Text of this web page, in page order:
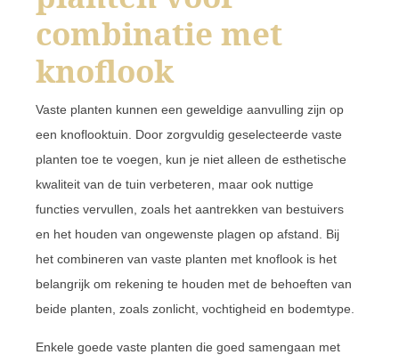
combinatie met
knoflook
Vaste planten kunnen een geweldige aanvulling zijn op
een knoflooktuin. Door zorgvuldig geselecteerde vaste
planten toe te voegen, kun je niet alleen de esthetische
kwaliteit van de tuin verbeteren, maar ook nuttige
functies vervullen, zoals het aantrekken van bestuivers
en het houden van ongewenste plagen op afstand. Bij
het combineren van vaste planten met knoflook is het
belangrijk om rekening te houden met de behoeften van
beide planten, zoals zonlicht, vochtigheid en bodemtype.
Enkele goede vaste planten die goed samengaan met